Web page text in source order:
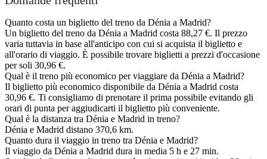
Quanto costa un biglietto del treno da Dénia a Madrid?
Un biglietto del treno da Dénia a Madrid costa 88,27 €. Il prezzo
varia tuttavia in base all'anticipo con cui si acquista il biglietto e
all'orario di viaggio. È possibile trovare biglietti a prezzi d'occasione
per soli 30,96 €.
Qual è il treno più economico per viaggiare da Dénia a Madrid?
Il biglietto più economico disponibile da Dénia a Madrid costa
30,96 €. Ti consigliamo di prenotare il prima possibile evitando gli
orari di punta per aggiudicarti il biglietto più conveniente.
Qual è la distanza tra Dénia e Madrid in treno?
Dénia e Madrid distano 370,6 km.
Quanto dura il viaggio in treno tra Dénia e Madrid?
Il viaggio da Dénia a Madrid dura in media 5 h e 27 min.